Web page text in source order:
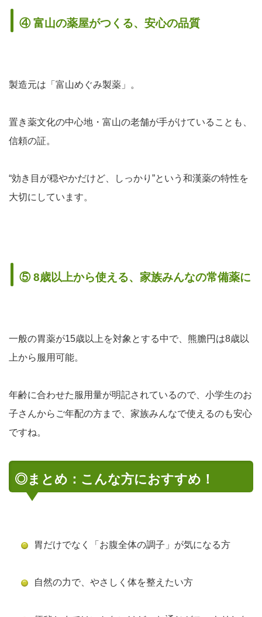
④ 富山の薬屋がつくる、安心の品質
製造元は「富山めぐみ製薬」。
置き薬文化の中心地・富山の老舗が手がけていることも、
信頼の証。
“効き目が穏やかだけど、しっかり”という和漢薬の特性を
大切にしています。
⑤ 8歳以上から使える、家族みんなの常備薬に
一般の胃薬が15歳以上を対象とする中で、熊膽円は8歳以
上から服用可能。
年齢に合わせた服用量が明記されているので、小学生のお
子さんからご年配の方まで、家族みんなで使えるのも安心
ですね。
◎まとめ：こんな方におすすめ！
胃だけでなく「お腹全体の調子」が気になる方
自然の力で、やさしく体を整えたい方